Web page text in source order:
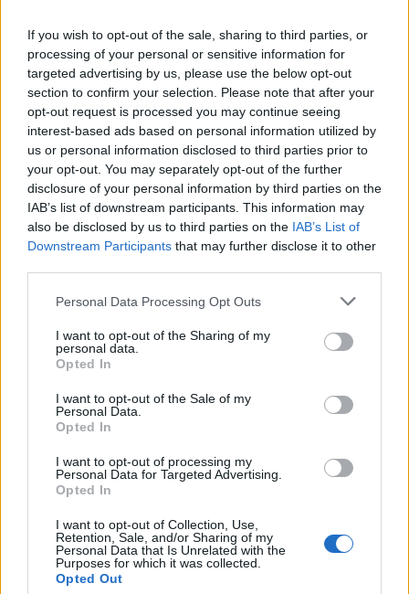
If you wish to opt-out of the sale, sharing to third parties, or
processing of your personal or sensitive information for
targeted advertising by us, please use the below opt-out
section to confirm your selection. Please note that after your
opt-out request is processed you may continue seeing
interest-based ads based on personal information utilized by
us or personal information disclosed to third parties prior to
your opt-out. You may separately opt-out of the further
disclosure of your personal information by third parties on the
IAB’s list of downstream participants. This information may
also be disclosed by us to third parties on the IAB’s List of
Downstream Participants that may further disclose it to other
Personal Data Processing Opt Outs
I want to opt-out of the Sharing of my
personal data.
Opted In
I want to opt-out of the Sale of my
Personal Data.
Opted In
I want to opt-out of processing my
Personal Data for Targeted Advertising.
Opted In
I want to opt-out of Collection, Use,
Retention, Sale, and/or Sharing of my
Personal Data that Is Unrelated with the
Purposes for which it was collected.
Opted Out
rinktinės kandidatus:
sąraše - du klaipėdiečiai
(3)
žaidynių paroda
Sportas
Jaunieji paraatletai
savaitę vasaros skyrė
stovyklai
Sportas
Evansas pasirašė sutartį
su „Žalgiriu“